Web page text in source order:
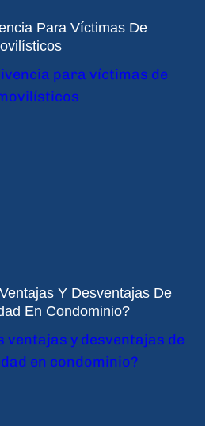
Para Víctimas De
Y Desventajas De
En Condominio?